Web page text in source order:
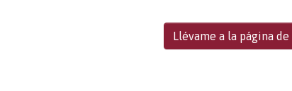
Llévame a la página